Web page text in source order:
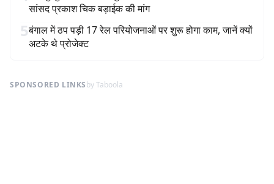
सांसद प्रकाश चिक बड़ाईक की मांग
5बंगाल में ठप पड़ी 17 रेल परियोजनाओं पर शुरू होगा काम, जानें क्यों
अटके थे प्रोजेक्ट
SPONSORED LINKSby Taboola